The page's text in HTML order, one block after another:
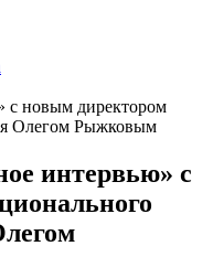
с новым директором
Олегом Рыжковым
интервью» с